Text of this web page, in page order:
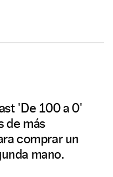
'De 100 a 0'
de más
comprar un
mano.